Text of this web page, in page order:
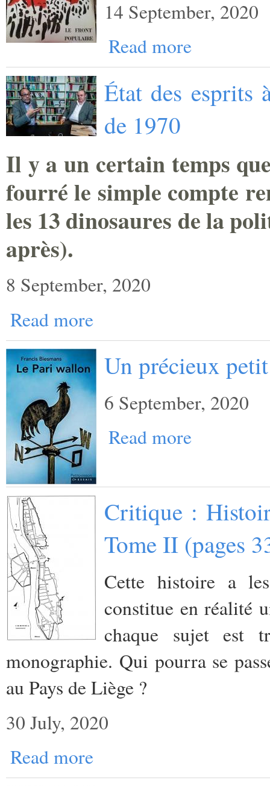
14 September, 2020
Read more
État des esprits
de 1970
Il y a un certain temps
fourré le simple compte
les 13 dinosaures de la
après).
8 September, 2020
Read more
Un précieux
6 September, 2020
Read more
Critique :
Tome II (pages
Cette histoire a
constitue en réalité
chaque sujet est
monographie. Qui pourra se
au Pays de Liège ?
30 July, 2020
Read more